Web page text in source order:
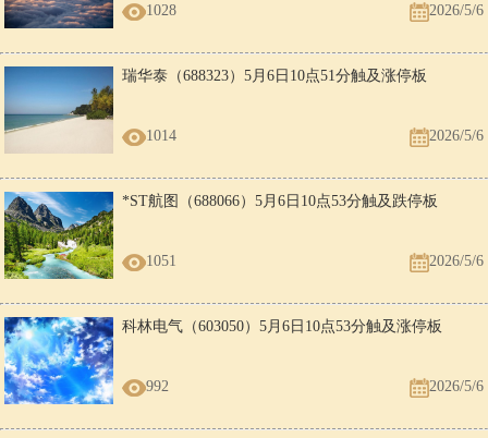
1028 2026/5/6
瑞华泰（688323）5月6日10点51分触及涨停板
1014 2026/5/6
*ST航图（688066）5月6日10点53分触及跌停板
1051 2026/5/6
科林电气（603050）5月6日10点53分触及涨停板
992 2026/5/6